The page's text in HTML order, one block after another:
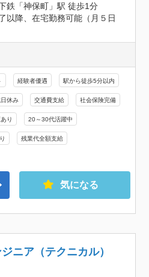
鉄「神保町」駅 徒歩1分
以降、在宅勤務可能（月５日
経験者優遇 駅から徒歩5分以内
休み 交通費支給 社会保険完備
り 20～30代活躍中
残業代全額支給
気になる
ニア（テクニカル）